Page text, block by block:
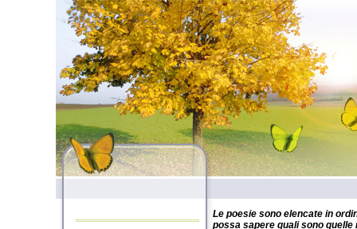
Le poesie sono elencate in
possa sapere quali sono